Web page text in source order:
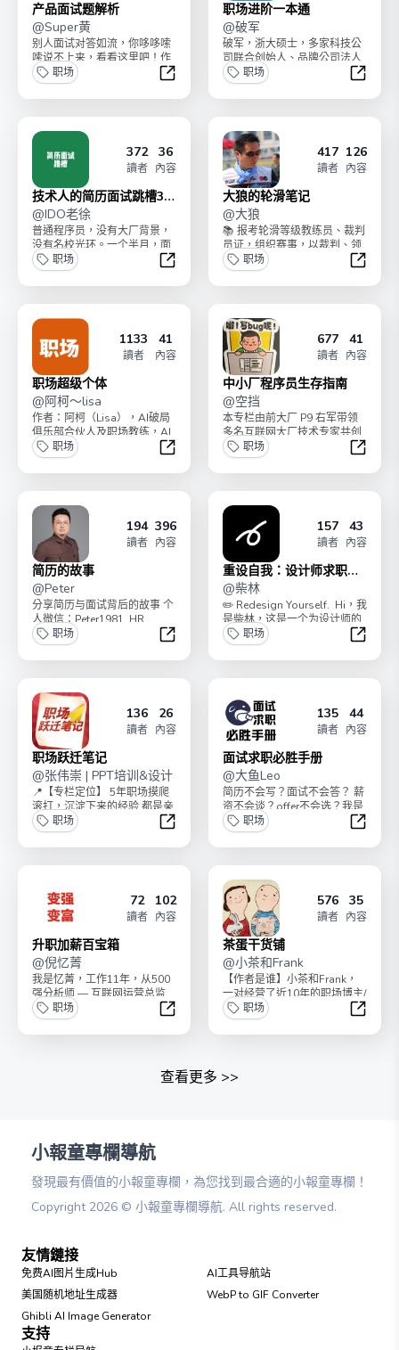
产品面试题解析
@Super黄
别人面试对答如流，你哆哆嗦
嗦说不上来，看看这里吧！作
为资深产品经理、面试官，
Super对产品面试题简...
职场
产品面试题解析
职场进阶一本通
@破军
破军，浙大硕士，多家科技公
司联合创始人、品牌公司法人
CEO、AI 破局初创合伙人；就
职过大国企、网易...
职场
职场
372
讀者
36
內容
技术人的简历面试跳槽30
问
@IDO老徐
普通程序员，没有大厂背景，
没有名校光环。一个半月，面
试几十场，到手7个offer，薪
资最高涨幅 40...
职场
技术人的简历面试跳槽30问
417
讀者
126
內容
大狼的轮滑笔记
@大狼
📚 报考轮滑等级教练员、裁判
员证，组织赛事，以裁判、领
队教练、选手等身份参赛的，
都建议订阅这份专栏...
职场
大狼
1133
讀者
41
內容
职场超级个体
@阿柯～lisa
作者：阿柯（Lisa），AI破局
俱乐部合伙人及职场教练，AI
破局合伙人、右军合伙人、小
林合伙人、文姐...
职场
职场超级个体
677
讀者
41
內容
中小厂程序员生存指南
@空挡
本专栏由前大厂 P9 右军带领
多名互联网大厂技术专家共创
完成。内容涵盖了基础编程技
能、架构设计、项目...
职场
中小
194
讀者
396
內容
简历的故事
@Peter
分享简历与面试背后的故事 个
人微信：Peter1981_HR
职场
简历的故事
157
讀者
43
內容
重设自我：设计师求职指
南
@柴林
✏️ Redesign Yourself. Hi，我
是柴林，这是一个为设计师的
面试求职与职业发展...
职场
重设
136
讀者
26
內容
职场跃迁笔记
@张伟崇 | PPT培训&设计
📍【专栏定位】 5年职场摸爬
滚打，沉淀下来的经验 都是亲
身经历，有案例、有方法 你将
见证满怀...
职场
职场跃迁笔记
135
讀者
44
內容
面试求职必胜手册
@大鱼Leo
简历不会写？面试不会答？ 薪
资不会谈？offer不会选？我是
大鱼leo，10年资深产品经
理、面试官...
职场
面试
72
讀者
102
內容
升职加薪百宝箱
@倪忆菁
我是忆菁，工作11年，从500
强分析师 — 互联网运营总监
— 职业教育公司合伙人。这个
专栏将会日更...
职场
升职加薪百宝箱
576
讀者
35
內容
茶蛋干货铺
@小茶和Frank
【作者是谁】小茶和Frank，
一对经营了近10年的职场博主/
情侣。一直在外资最头部的科
技企业工作，攒...
职场
茶蛋干
查看更多 >>
小報童專欄導航
發現最有價值的小報童專欄，為您找到最合適的小報童專欄！
Copyright 2026 © 小報童專欄導航. All rights reserved.
友情鏈接
免费AI图片生成Hub
AI工具导航站
美国随机地址生成器
WebP to GIF Converter
Ghibli AI Image Generator
支持